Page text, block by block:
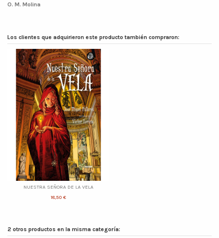
O. M. Molina
Los clientes que adquirieron este producto también compraron:
NUESTRA SEÑORA DE LA VELA
18,50 €
2 otros productos en la misma categoría: